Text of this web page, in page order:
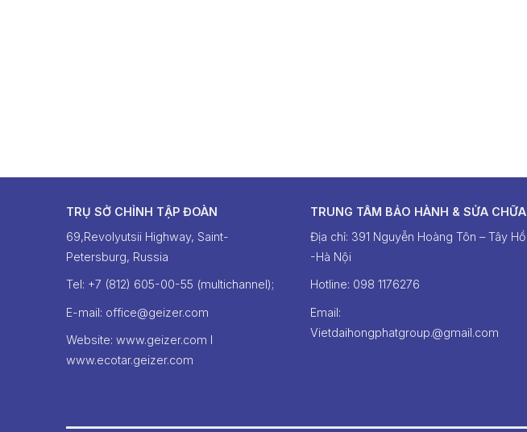
TRỤ SỞ CHỈNH TẬP ĐOÀN
69,Revolyutsii Highway, Saint-
Petersburg, Russia
Tel: +7 (812) 605-00-55 (multichannel);
E-mail: office@geizer.com
Website: www.geizer.com I
www.ecotar.geizer.com
TRUNG TÂM BẢO HÀNH & SỬA CHỮA
Địa chỉ: 391 Nguyễn Hoàng Tôn – Tây Hồ
-Hà Nội
Hotline: ‭098 1176276‬
Email:
Vietdaihongphatgroup.@gmail.com